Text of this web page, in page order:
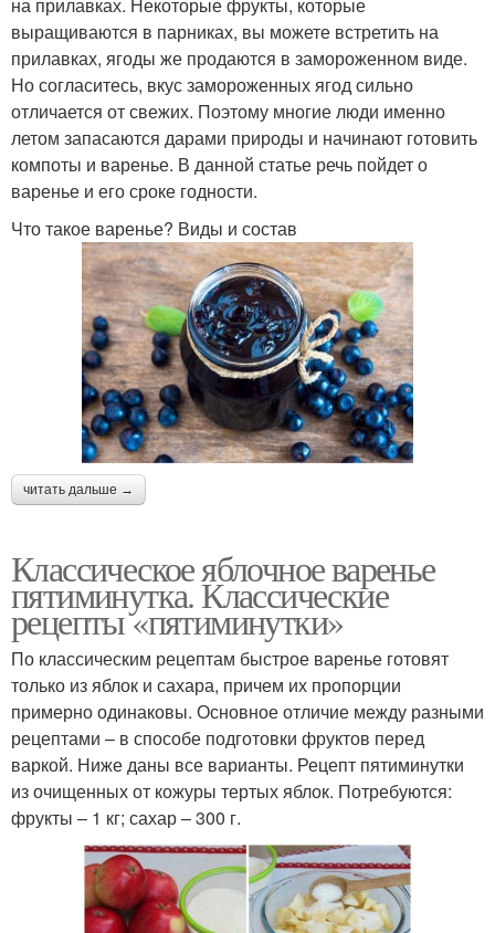
выращиваются в парниках, вы можете встретить на
прилавках, ягоды же продаются в замороженном виде.
Но согласитесь, вкус замороженных ягод сильно
отличается от свежих. Поэтому многие люди именно
летом запасаются дарами природы и начинают готовить
компоты и варенье. В данной статье речь пойдет о
варенье и его сроке годности.
Что такое варенье? Виды и состав
читать дальше →
Классическое яблочное варенье
пятиминутка. Классические
рецепты «пятиминутки»
По классическим рецептам быстрое варенье готовят
только из яблок и сахара, причем их пропорции
примерно одинаковы. Основное отличие между разными
рецептами – в способе подготовки фруктов перед
варкой. Ниже даны все варианты. Рецепт пятиминутки
из очищенных от кожуры тертых яблок. Потребуются:
фрукты – 1 кг; сахар – 300 г.